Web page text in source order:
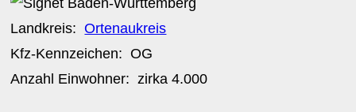
Landkreis:Ortenaukreis
Kfz-Kennzeichen:OG
Anzahl Einwohner: zirka4.000